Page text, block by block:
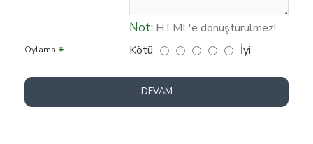
Not: HTML'e dönüştürülmez!
Oylama Kötü İyi
DEVAM